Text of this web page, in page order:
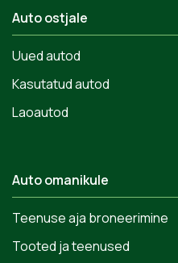
Auto ostjale
Uued autod
Kasutatud autod
Laoautod
Auto omanikule
Teenuse aja broneerimine
Tooted ja teenused